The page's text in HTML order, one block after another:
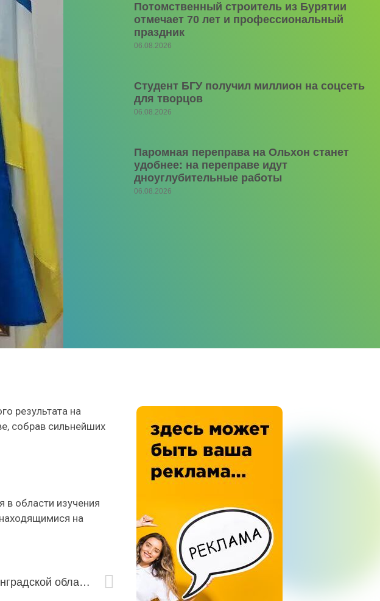
Потомственный строитель из Бурятии
отмечает 70 лет и профессиональный
праздник
06.08.2026
Студент БГУ получил миллион на соцсеть
для творцов
06.08.2026
Паромная переправа на Ольхон станет
удобнее: на переправе идут
дноуглубительные работы
06.08.2026
результата на
собрав сильнейших
в области изучения
на
Инспекторы из Карелии и Ленинградской области отправились на Байкал для охраны заповедника